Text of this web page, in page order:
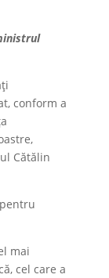
conform a
Cătălin
mai
cel care a